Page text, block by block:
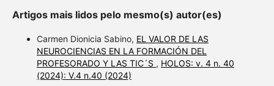
Artigos mais lidos pelo mesmo(s) autor(es)
Carmen Dionicia Sabino, EL VALOR DE LAS
NEUROCIENCIAS EN LA FORMACIÓN DEL
PROFESORADO Y LAS TIC´S , HOLOS: v. 4 n. 40
(2024): V.4 n.40 (2024)